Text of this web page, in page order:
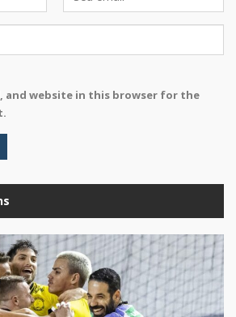
and website in this browser for the